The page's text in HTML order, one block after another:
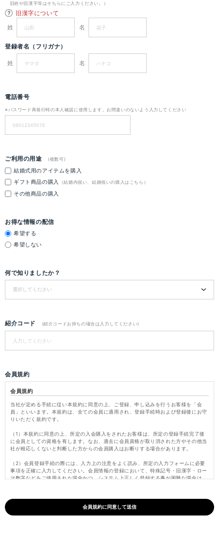
旧姓や旧漢字等はそちらにご入力ください。）
旧漢字について
姓
名
登録者名（フリガナ）
姓 名
電話番号
※パスワード再発行時の本人確認に使用します。お間違いのないよう入力してください
ご利用の用途 (複数可)
結婚式用のアイテムを購入
ギフト商品の購入
（結婚内祝い、結婚祝いの購入はこちら）
その他商品の購入
お得な情報の配信
希望する
希望しない
何で知りましたか？
紹介コード (紹介コードお持ちの場合は入力してください)
会員規約
会員規約
当社が定める手続に従い本規約に同意の上、ご登録、申し込みを行うお客様を「会
員」といいます。本規約は、全ての会員に適用され、登録手続時および登録後にお守
りいただく規約です。
（1）本規約に同意の上、所定の入会購入をされたお客様は、所定の登録手続完了後
に会員としての資格を有します。なお、過去に会員資格が取り消された方やその他当
社が相応しくないと判断した方からの会員購入はお断りする場合があります。
（2）会員登録手続の際には、入力上の注意をよく読み、所定の入力フォームに必要
事項を正確に入力してください。会員情報の登録において、特殊記号・旧漢字・ロー
マ数字などをご使用された場合かつ、システム上正しく登録する事が困難な場合は、
（3）パスワードは会員本人のみが利用できるものとし、第三者に譲渡・貸与できな
いものとします。また、他人に知られることがないよう定期的に変更する等、会員本
人が責任をもって管理してください。パスワードを用いて当社に対して行われた意思